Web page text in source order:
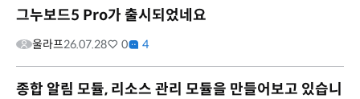
그누보드5 Pro가 출시되었네요
울라프26.07.28 0 4
종합 알림 모듈, 리소스 관리 모듈을 만들어보고 있습니